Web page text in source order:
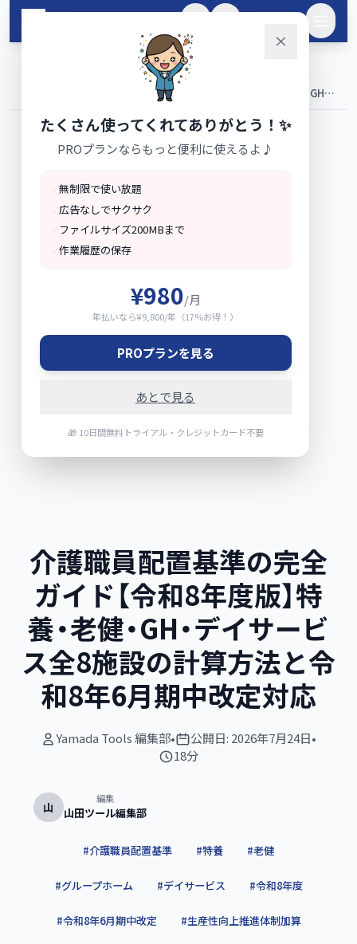
メインコンテンツへスキップ
介護職員配置基準の完全ガイド【令和8年度版】特養・老健・GH・
デイサービス全8施設の計算方法と令和8年6月期中改定対応
介護職員配置基準の完全
ガイド【令和8年度版】特
養・老健・GH・デイサービ
ス全8施設の計算方法と令
和8年6月期中改定対応
Yamada Tools 編集部• 公開日: 2026年7月24日 •
18分
山
編集
山田ツール編集部
#介護職員配置基準 #特養 #老健
#グループホーム #デイサービス #令和8年度
#令和8年6月期中改定 #生産性向上推進体制加算
たくさん使ってくれてありがとう！✨
PROプランならもっと便利に使えるよ♪
無制限で使い放題
広告なしでサクサク
ファイルサイズ200MBまで
作業履歴の保存
¥980/月
年払いなら¥9,800/年（17%お得！）
PROプランを見る
あとで見る
🎁 10日間無料トライアル・クレジットカード不要